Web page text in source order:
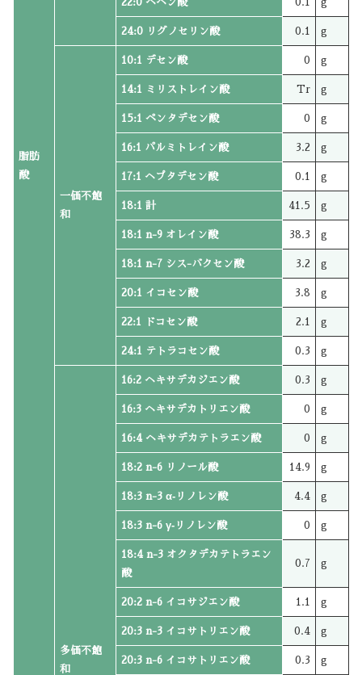
脂肪
酸
24:0 リグノセリン酸 0.1 g
一価不飽
和
10:1 デセン酸 0 g
14:1 ミリストレイン酸 Tr g
15:1 ペンタデセン酸 0 g
16:1 パルミトレイン酸 3.2 g
17:1 ヘプタデセン酸 0.1 g
18:1 計 41.5 g
18:1 n-9 オレイン酸 38.3 g
18:1 n-7 シス-バクセン酸 3.2 g
20:1 イコセン酸 3.8 g
22:1 ドコセン酸 2.1 g
24:1 テトラコセン酸 0.3 g
多価不飽
和
16:2 ヘキサデカジエン酸 0.3 g
16:3 ヘキサデカトリエン酸 0 g
16:4 ヘキサデカテトラエン酸 0 g
18:2 n-6 リノール酸 14.9 g
18:3 n-3 α‐リノレン酸 4.4 g
18:3 n-6 γ‐リノレン酸 0 g
18:4 n-3 オクタデカテトラエン
酸
0.7 g
20:2 n-6 イコサジエン酸 1.1 g
20:3 n-3 イコサトリエン酸 0.4 g
20:3 n-6 イコサトリエン酸 0.3 g